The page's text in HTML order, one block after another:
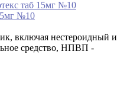
№10
включая нестероидный и
средство, НПВП -